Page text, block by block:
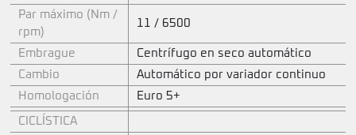
Par máximo (Nm /
rpm)
11 / 6500
Embrague
Centrífugo en seco automático
Cambio
Automático por variador continuo
Homologación
Euro 5+
CICLÍSTICA